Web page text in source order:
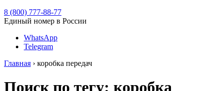
8 (800) 777-88-77
Единый номер в России
WhatsApp
Telegram
Главная › коробка передач
Поиск по тегу: коробка